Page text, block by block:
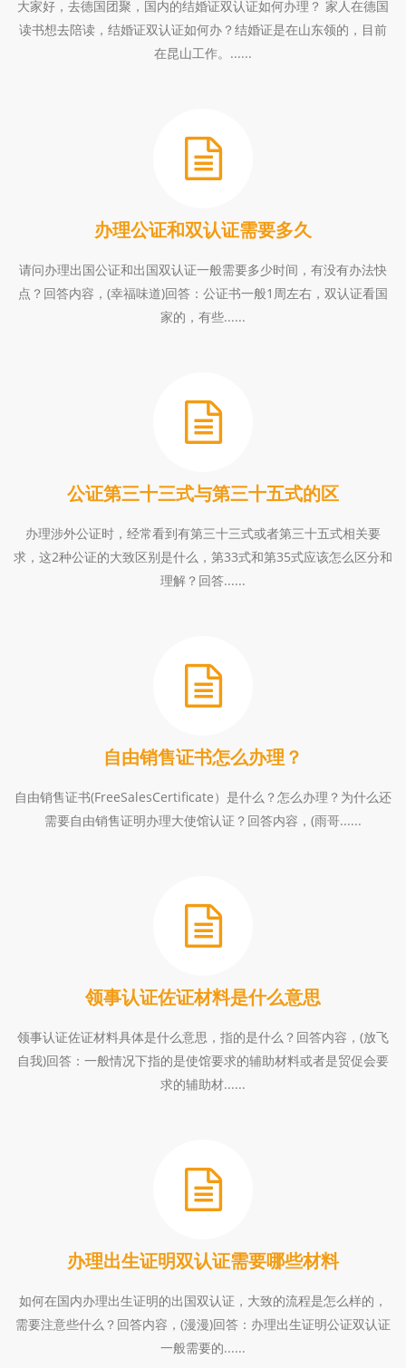
大家好，去德国团聚，国内的结婚证双认证如何办理？ 家人在德国
读书想去陪读，结婚证双认证如何办？结婚证是在山东领的，目前
在昆山工作。......
办理公证和双认证需要多久
请问办理出国公证和出国双认证一般需要多少时间，有没有办法快
点？回答内容，(幸福味道)回答：公证书一般1周左右，双认证看国
家的，有些......
公证第三十三式与第三十五式的区
办理涉外公证时，经常看到有第三十三式或者第三十五式相关要
求，这2种公证的大致区别是什么，第33式和第35式应该怎么区分和
理解？回答......
自由销售证书怎么办理？
自由销售证书(FreeSalesCertificate）是什么？怎么办理？为什么还
需要自由销售证明办理大使馆认证？回答内容，(雨哥......
领事认证佐证材料是什么意思
领事认证佐证材料具体是什么意思，指的是什么？回答内容，(放飞
自我)回答：一般情况下指的是使馆要求的辅助材料或者是贸促会要
求的辅助材......
办理出生证明双认证需要哪些材料
如何在国内办理出生证明的出国双认证，大致的流程是怎么样的，
需要注意些什么？回答内容，(漫漫)回答：办理出生证明公证双认证
一般需要的......